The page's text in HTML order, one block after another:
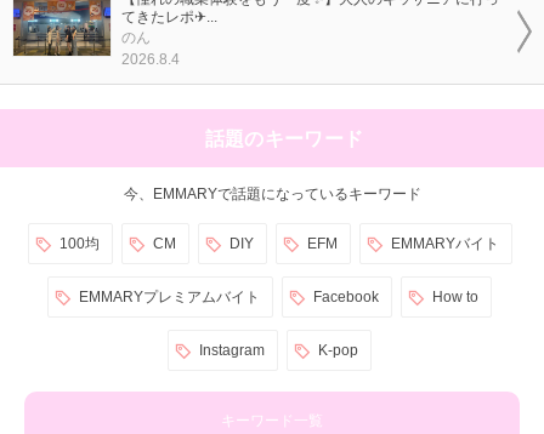
てきたレポ✈...
のん
2026.8.4
話題のキーワード
今、EMMARYで話題になっているキーワード
100均 CM DIY EFM EMMARYバイト
EMMARYプレミアムバイト Facebook How to
Instagram K-pop
キーワード一覧